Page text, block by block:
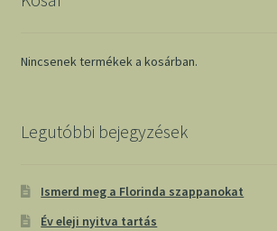
Nincsenek termékek a kosárban.
Legutóbbi bejegyzések
Ismerd meg a Florinda szappanokat
Év eleji nyitva tartás